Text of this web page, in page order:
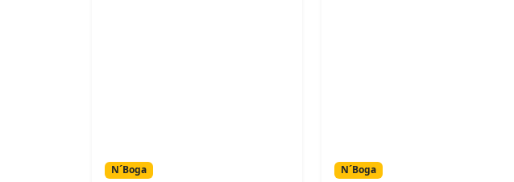
N´Boga N´Boga